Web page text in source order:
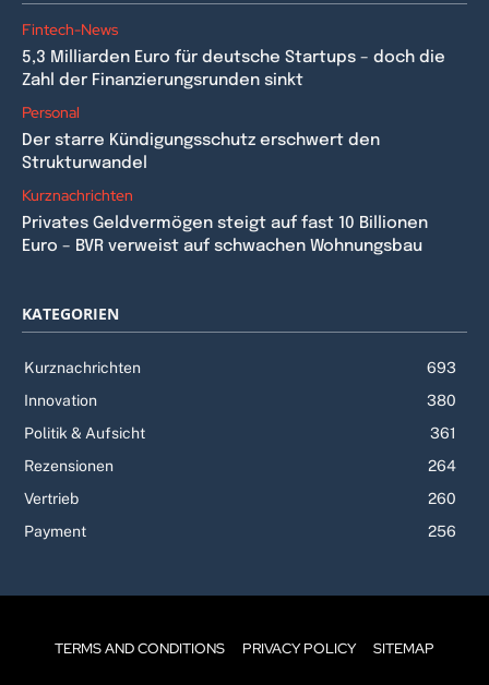
Fintech-News
5,3 Milliarden Euro für deutsche Startups – doch die
Zahl der Finanzierungsrunden sinkt
Personal
Der starre Kündigungsschutz erschwert den
Strukturwandel
Kurznachrichten
Privates Geldvermögen steigt auf fast 10 Billionen
Euro – BVR verweist auf schwachen Wohnungsbau
KATEGORIEN
Kurznachrichten
693
Innovation
380
Politik & Aufsicht
361
Rezensionen
264
Vertrieb
260
Payment
256
TERMS AND CONDITIONS PRIVACY POLICY SITEMAP